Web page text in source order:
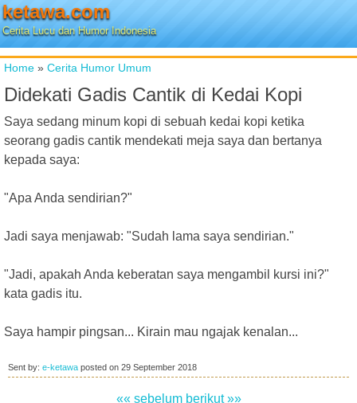
ketawa.com
Cerita Lucu dan Humor Indonesia
Home » Cerita Humor Umum
Didekati Gadis Cantik di Kedai Kopi
Saya sedang minum kopi di sebuah kedai kopi ketika
seorang gadis cantik mendekati meja saya dan bertanya
kepada saya:
"Apa Anda sendirian?"
Jadi saya menjawab: "Sudah lama saya sendirian."
"Jadi, apakah Anda keberatan saya mengambil kursi ini?"
kata gadis itu.
Saya hampir pingsan... Kirain mau ngajak kenalan...
Sent by: e-ketawa posted on 29 September 2018
«« sebelum berikut »»